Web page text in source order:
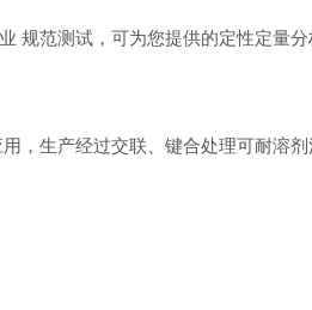
规范测试，可为您提供的定性定量分
，生产经过交联、键合处理可耐溶剂